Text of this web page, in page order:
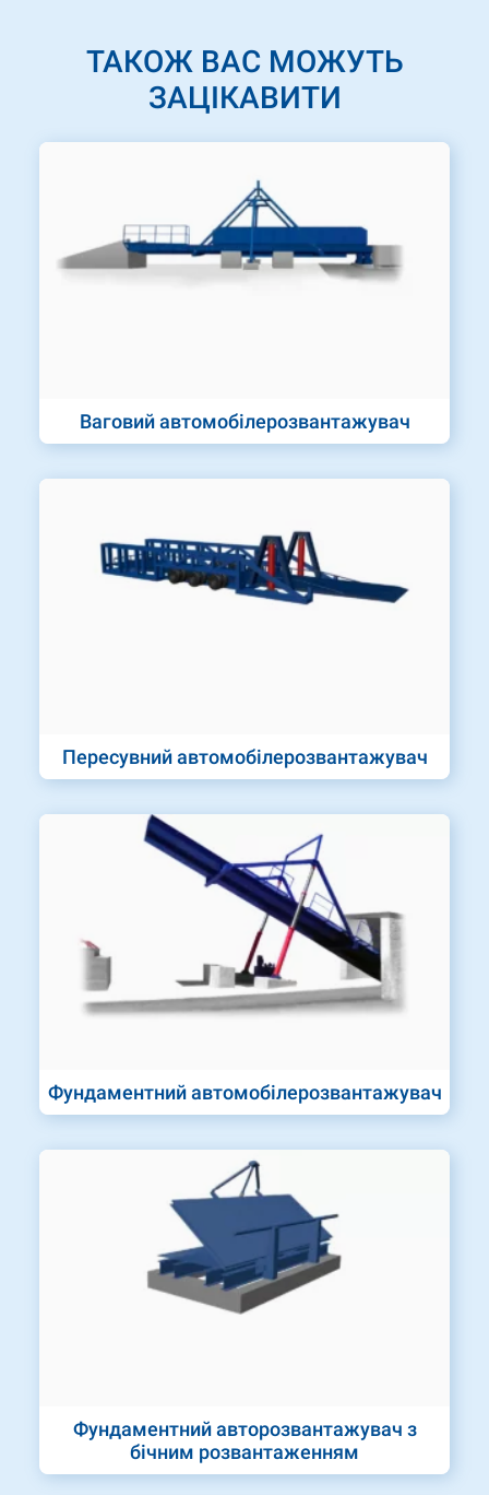
ТАКОЖ ВАС МОЖУТЬ
ЗАЦІКАВИТИ
Ваговий автомобілерозвантажувач
Пересувний автомобілерозвантажувач
Фундаментний автомобілерозвантажувач
Фундаментний авторозвантажувач з
бічним розвантаженням